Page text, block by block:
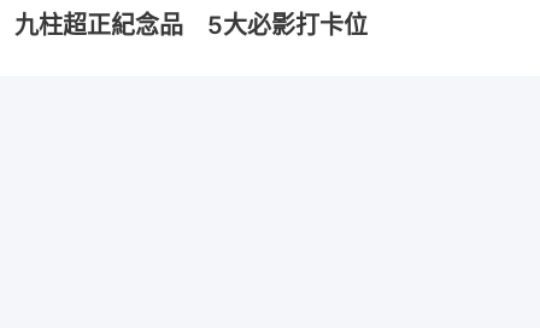
九柱超正紀念品 5大必影打卡位